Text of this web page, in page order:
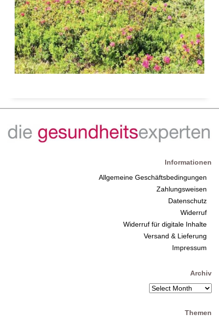
Informationen
Allgemeine Geschäftsbedingungen
Zahlungsweisen
Datenschutz
Widerruf
Widerruf für digitale Inhalte
Versand & Lieferung
Impressum
Archiv
Themen